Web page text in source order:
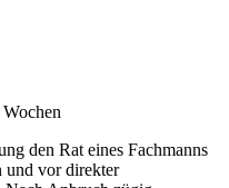
den Rat eines Fachmanns
und vor direkter